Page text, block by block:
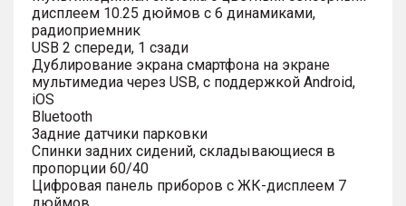
дисплеем 10.25 дюймов с 6 динамиками,
радиоприемник
USB 2 спереди, 1 сзади
Дублирование экрана смартфона на экране
мультимедиа через USB, с поддержкой Android,
iOS
Bluetooth
Задние датчики парковки
Спинки задних сидений, складывающиеся в
пропорции 60/40
Цифровая панель приборов с ЖК-дисплеем 7
дюймов